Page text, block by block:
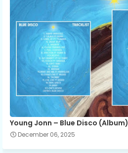
Young Jonn – Blue Disco (Album)
December 06, 2025